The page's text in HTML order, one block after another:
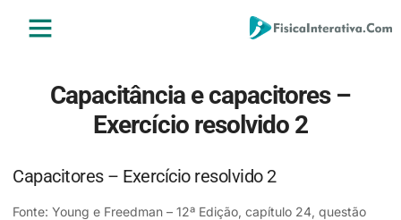
Capacitância e capacitores –
Exercício resolvido 2
Capacitores – Exercício resolvido 2
Fonte: Young e Freedman – 12ª Edição, capítulo 24, questão